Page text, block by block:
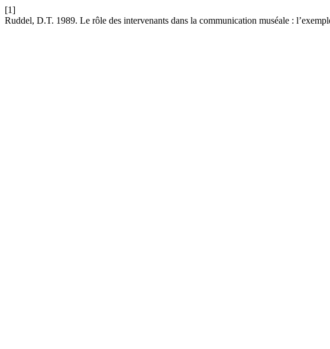
[1]
Ruddel, D.T. 1989. Le rôle des intervenants dans la communication muséale :